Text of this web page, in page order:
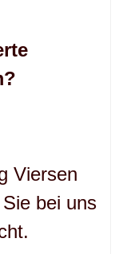
Viersen
bei uns